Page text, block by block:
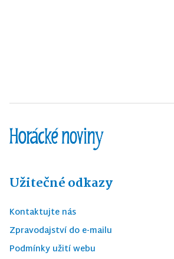
Užitečné odkazy
Kontaktujte nás
Zpravodajství do e-mailu
Podmínky užití webu